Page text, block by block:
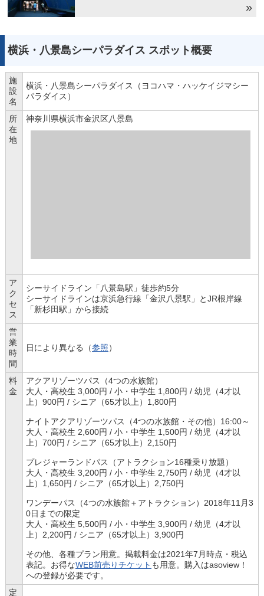
横浜・八景島シーパラダイス スポット概要
施
設
名
横浜・八景島シーパラダイス（ヨコハマ・ハッケイジマシー
パラダイス）
所
在
地
神奈川県横浜市金沢区八景島
ア
ク
セ
ス
シーサイドライン「八景島駅」徒歩約5分
シーサイドラインは京浜急行線「金沢八景駅」とJR根岸線
「新杉田駅」から接続
営
業
時
間
日により異なる（参照 ）
料
金
アクアリゾーツパス（4つの水族館）
大人・高校生 3,000円 / 小・中学生 1,800円 / 幼児（4才以
上）900円 / シニア（65才以上）1,800円
ナイトアクアリゾーツパス（4つの水族館・その他）16:00～
大人・高校生 2,600円 / 小・中学生 1,500円 / 幼児（4才以
上）700円 / シニア（65才以上）2,150円
プレジャーランドパス（アトラクション16種乗り放題）
大人・高校生 3,200円 / 小・中学生 2,750円 / 幼児（4才以
上）1,650円 / シニア（65才以上）2,750円
ワンデーパス（4つの水族館＋アトラクション）2018年11月3
0日までの限定
大人・高校生 5,500円 / 小・中学生 3,900円 / 幼児（4才以
上）2,200円 / シニア（65才以上）3,900円
その他、各種プラン用意。掲載料金は2021年7月時点・税込
表記。お得なWEB前売りチケット も用意。購入はasoview！
への登録が必要です。
定